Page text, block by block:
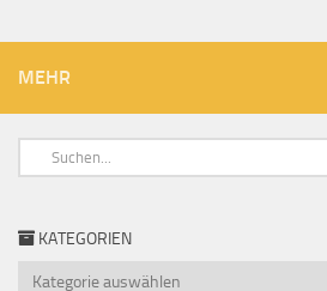
MEHR
KATEGORIEN